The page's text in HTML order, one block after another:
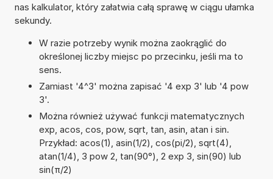
nas kalkulator, który załatwia całą sprawę w ciągu ułamka
sekundy.
W razie potrzeby wynik można zaokrąglić do
określonej liczby miejsc po przecinku, jeśli ma to
sens.
Zamiast '4^3' można zapisać '4 exp 3' lub '4 pow
3'.
Można również używać funkcji matematycznych
exp, acos, cos, pow, sqrt, tan, asin, atan i sin.
Przykład: acos(1), asin(1/2), cos(pi/2), sqrt(4),
atan(1/4), 3 pow 2, tan(90°), 2 exp 3, sin(90) lub
sin(π/2)